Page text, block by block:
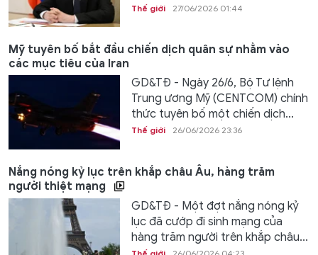
Thế giới 27/06/2026 01:44
Mỹ tuyên bố bắt đầu chiến dịch quân sự nhằm vào
các mục tiêu của Iran
GD&TĐ - Ngày 26/6, Bộ Tư lệnh
Trung ương Mỹ (CENTCOM) chính
thức tuyên bố một chiến dịch...
Thế giới 26/06/2026 23:36
Nắng nóng kỷ lục trên khắp châu Âu, hàng trăm
người thiệt mạng
GD&TĐ - Một đợt nắng nóng kỷ
lục đã cướp đi sinh mạng của
hàng trăm người trên khắp châu...